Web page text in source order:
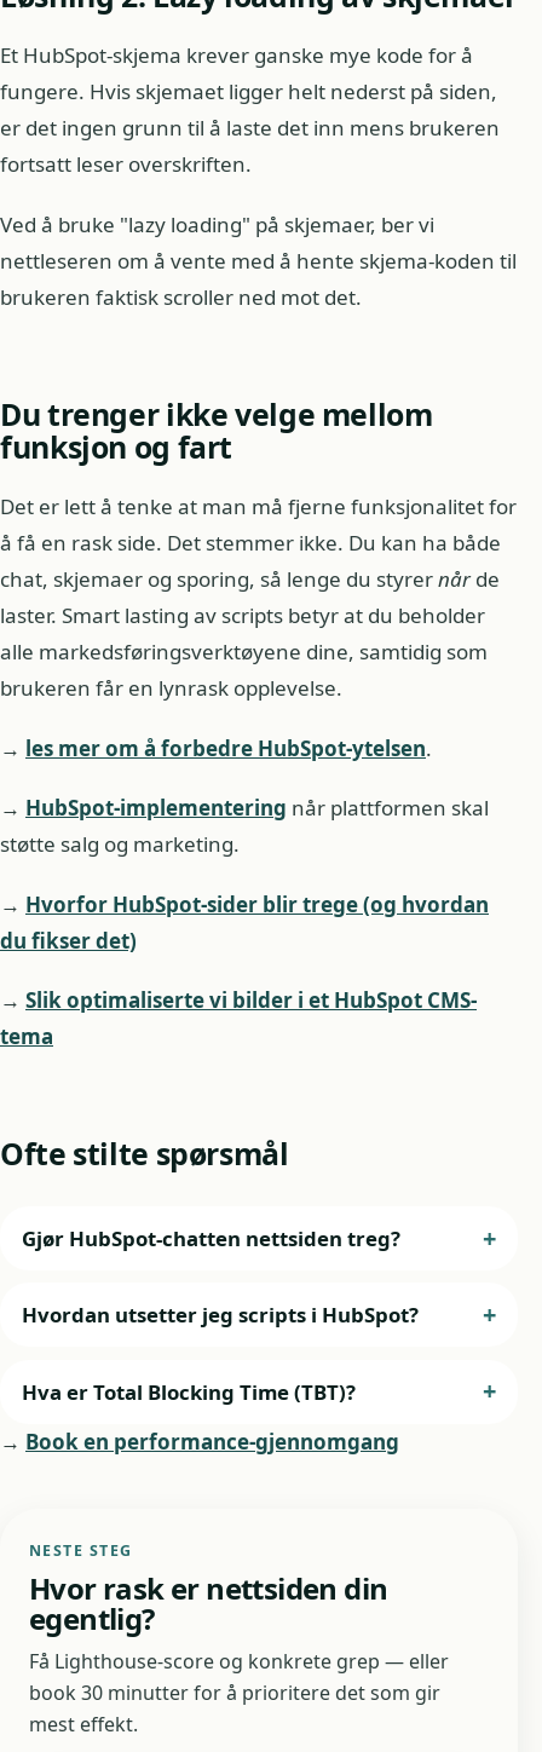
Et HubSpot-skjema krever ganske mye kode for å
fungere. Hvis skjemaet ligger helt nederst på siden,
er det ingen grunn til å laste det inn mens brukeren
fortsatt leser overskriften.
Ved å bruke "lazy loading" på skjemaer, ber vi
nettleseren om å vente med å hente skjema-koden til
brukeren faktisk scroller ned mot det.
Du trenger ikke velge mellom
funksjon og fart
Det er lett å tenke at man må fjerne funksjonalitet for
å få en rask side. Det stemmer ikke. Du kan ha både
chat, skjemaer og sporing, så lenge du styrernårde
laster. Smart lasting av scripts betyr at du beholder
alle markedsføringsverktøyene dine, samtidig som
brukeren får en lynrask opplevelse.
→ les mer om å forbedre HubSpot-ytelsen.
→ HubSpot-implementering når plattformen skal
støtte salg og marketing.
→ Hvorfor HubSpot-sider blir trege (og hvordan
du fikser det)
→ Slik optimaliserte vi bilder i et HubSpot CMS-
tema
Ofte stilte spørsmål
Gjør HubSpot-chatten nettsiden treg?
Hvordan utsetter jeg scripts i HubSpot?
Hva er Total Blocking Time (TBT)?
→ Book en performance-gjennomgang
NESTE STEG
Hvor rask er nettsiden din
egentlig?
Få Lighthouse-score og konkrete grep — eller
book 30 minutter for å prioritere det som gir
mest effekt.